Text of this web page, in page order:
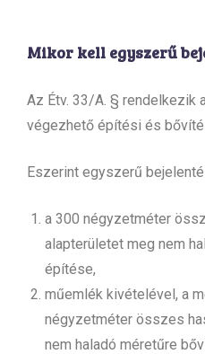
Mikor kell egyszerű
Az Étv. 33/A. § rendelkezik
végezhető építési és
Eszerint egyszerű
a 300 négyzetméter
alapterületet meg nem
építése,
műemlék kivételével, a
négyzetméter összes
nem haladó méretűre